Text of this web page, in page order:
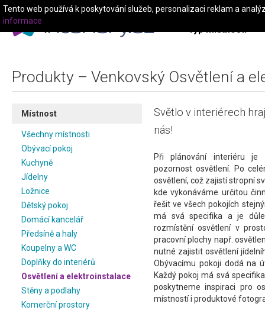
Typ místnosti
Produkty – Venkovský Osvětlení a
Místnost
Všechny místnosti
Obývací pokoj
Kuchyně
Jídelny
Ložnice
Dětský pokoj
Domácí kancelář
Předsíně a haly
Koupelny a WC
Doplňky do interiérů
Osvětlení a elektroinstalace
Stěny a podlahy
Komerční prostory
Světlo v interiérech
nás!
Při plánování interiéru je
pozornost osvětlení. Po
osvětlení, což zajistí stropní
kde vykonáváme určitou
řešit ve všech pokojích
má svá specifika a je
rozmístění osvětlení v
pracovní plochy např.
nutné zajistit osvětlení
Obývacímu pokoji dodá na
Každý pokoj má svá
poskytneme inspiraci pro
místností i produktové
Tento web používá k poskytování služeb, personalizaci reklam a
informace